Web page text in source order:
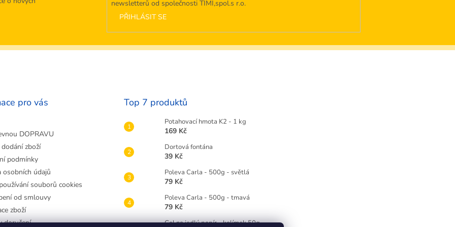
newsletterů od společnosti TIMI,spol.s r.o.
PŘIHLÁSIT SE
pro vás
DOPRAVU
zboží
podmínky
osobních údajů
souborů cookies
od smlouvy
zboží
doručení
Top 7 produktů
Potahovací hmota K2 - 1 kg
169 Kč
Dortová fontána
39 Kč
Poleva Carla - 500g - světlá
79 Kč
Poleva Carla - 500g - tmavá
79 Kč
Gel na jedlý papír - kelímek 50g